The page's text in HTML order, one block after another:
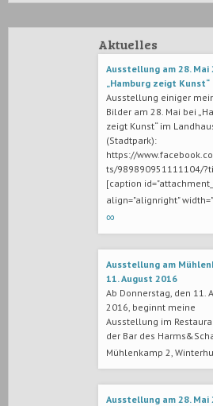
Aktuelles
Ausstellung am 28. Mai
„Hamburg zeigt Kunst“
Ausstellung einiger
Bilder am 28. Mai bei
zeigt Kunst“ im
(Stadtpark):
https://
ts/989890951111104/
[caption
align="alignright"
∞
Ausstellung am
11. August 2016
Ab Donnerstag, den 11.
2016, beginnt meine
Ausstellung im
der Bar des
Mühlenkamp 2,
Ausstellung am 28. Mai